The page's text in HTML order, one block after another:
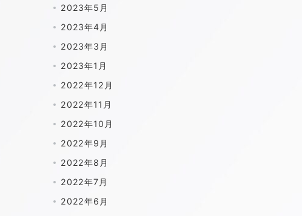
2023年5月
2023年4月
2023年3月
2023年1月
2022年12月
2022年11月
2022年10月
2022年9月
2022年8月
2022年7月
2022年6月